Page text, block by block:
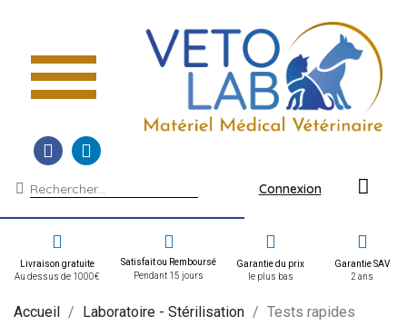
Connexion
Livraison gratuite
Au dessus de 1000€
Satisfait ou Remboursé
Pendant 15 jours
Garantie du prix
le plus bas
Garantie SAV
2 ans
Accueil Laboratoire - Stérilisation Tests rapides